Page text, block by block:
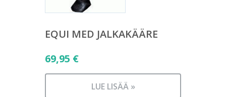
EQUI MED JALKAKÄÄRE
69,95 €
LUE LISÄÄ »